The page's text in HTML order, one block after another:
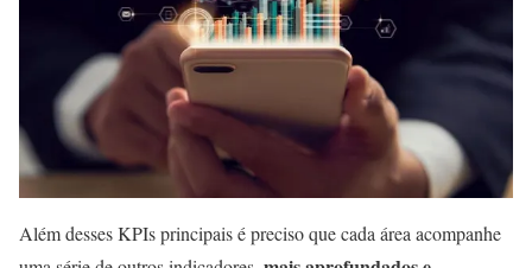
Além desses KPIs principais é preciso que cada área acompanhe